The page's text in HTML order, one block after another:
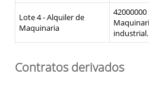
Lote 4 - Alquiler de
Maquinaria
42000000
industrial.
Contratos derivados